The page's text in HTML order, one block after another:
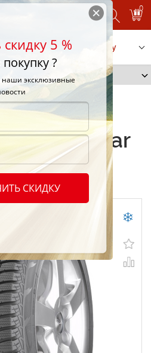
0
Заказать услугу
Ice + 215/50 R17 95T
Goodyear
+ 215/50
5 %
?
эксклюзивные
СКИДКУ